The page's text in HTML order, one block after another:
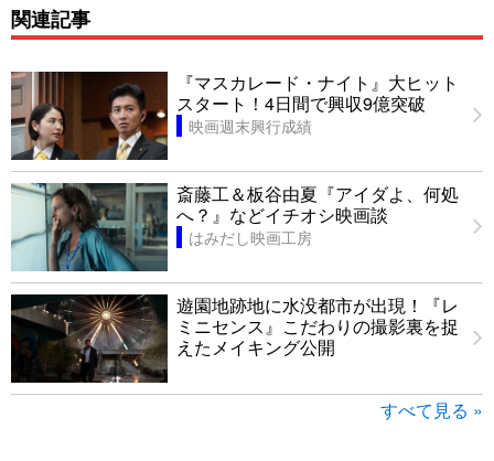
関連記事
『マスカレード・ナイト』大ヒット
スタート！4日間で興収9億突破
映画週末興行成績
斎藤工＆板谷由夏『アイダよ、何処
へ？』などイチオシ映画談
はみだし映画工房
遊園地跡地に水没都市が出現！『レ
ミニセンス』こだわりの撮影裏を捉
えたメイキング公開
すべて見る »